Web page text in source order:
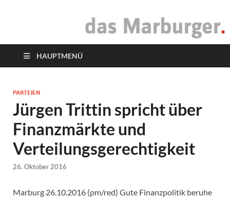
das Marburger.
HAUPTMENÜ
PARTEIEN
Jürgen Trittin spricht über
Finanzmärkte und
Verteilungsgerechtigkeit
26. Oktober 2016
Marburg 26.10.2016 (pm/red) Gute Finanzpolitik beruhe